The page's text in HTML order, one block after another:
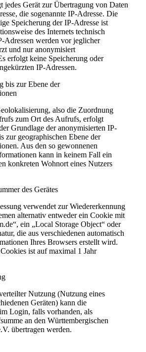
jedes Gerät zur Übertragung von Daten
die sogenannte IP-Adresse. Die
Speicherung der IP-Adresse ist
des Internets technisch
Adressen werden vor jeglicher
und nur anonymisiert
erfolgt keine Speicherung oder
IP-Adressen.
bis zur Ebene der
also die Zuordnung
zum Ort des Aufrufs, erfolgt
Grundlage der anonymisierten IP-
zur geographischen Ebene der
Aus den so gewonnenen
kann in keinem Fall ein
konkreten Wohnort eines Nutzers
des Gerätes
verwendet zur Wiedererkennung
alternativ entweder ein Cookie mit
ein „Local Storage Object“ oder
die aus verschiedenen automatisch
Ihres Browsers erstellt wird.
ist auf maximal 1 Jahr
Nutzung (Nutzung eines
Geräten) kann die
Login, falls vorhanden, als
an den Württembergischen
übertragen werden.